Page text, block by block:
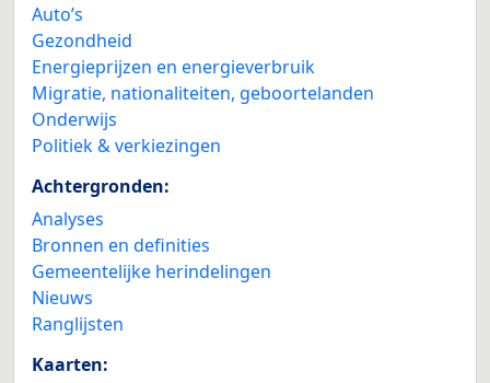
Auto’s
Gezondheid
Energieprijzen en energieverbruik
Migratie, nationaliteiten, geboortelanden
Onderwijs
Politiek & verkiezingen
Achtergronden:
Analyses
Bronnen en definities
Gemeentelijke herindelingen
Nieuws
Ranglijsten
Kaarten: